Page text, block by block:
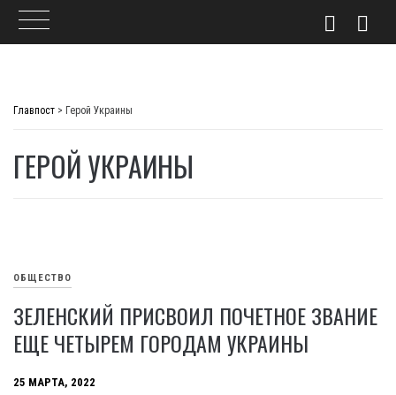
Главпост > Герой Украины
ГЕРОЙ УКРАИНЫ
ОБЩЕСТВО
ЗЕЛЕНСКИЙ ПРИСВОИЛ ПОЧЕТНОЕ ЗВАНИЕ
ЕЩЕ ЧЕТЫРЕМ ГОРОДАМ УКРАИНЫ
25 МАРТА, 2022